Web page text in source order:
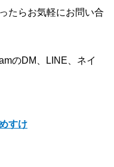
たらお気軽にお問い合
のDM、LINE、ネイ
すけ